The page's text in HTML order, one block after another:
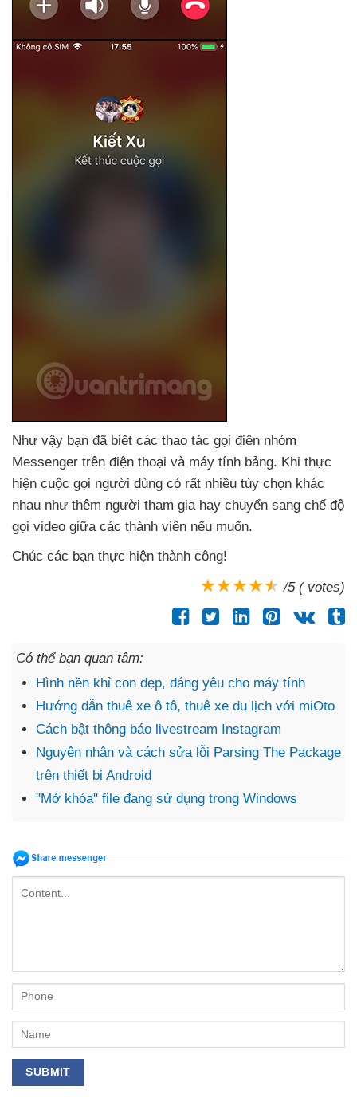
Như vậy bạn đã biết các thao tác gọi điên nhóm
Messenger trên điện thoại và máy tính bảng. Khi thực
hiện cuộc gọi người dùng có rất nhiều tùy chọn khác
nhau như thêm người tham gia hay chuyển sang chế độ
gọi video giữa các thành viên nếu muốn.
Chúc các bạn thực hiện thành công!
/5 ( votes)
Có thể bạn quan tâm:
Hình nền khỉ con đẹp, đáng yêu cho máy tính
Hướng dẫn thuê xe ô tô, thuê xe du lịch với miOto
Cách bật thông báo livestream Instagram
Nguyên nhân và cách sửa lỗi Parsing The Package
trên thiết bị Android
"Mở khóa" file đang sử dụng trong Windows